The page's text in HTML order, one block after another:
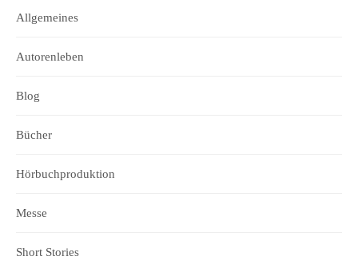
Allgemeines
Autorenleben
Blog
Bücher
Hörbuchproduktion
Messe
Short Stories